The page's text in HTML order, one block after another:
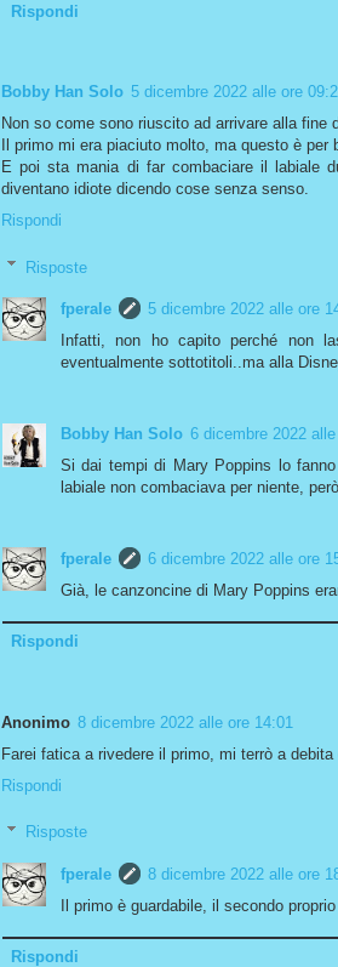
Rispondi
Bobby Han Solo 5 dicembre 2022 alle ore
Non so come sono riuscito ad arrivare alla fine
Il primo mi era piaciuto molto, ma questo è per
E poi sta mania di far combaciare il labiale
diventano idiote dicendo cose senza senso.
Rispondi
Risposte
fperale
5 dicembre 2022 alle ore
Infatti, non ho capito perché non
eventualmente sottotitoli..ma alla
Bobby Han Solo 6 dicembre 2022
Si dai tempi di Mary Poppins lo
labiale non combaciava per niente,
fperale
6 dicembre 2022 alle ore
Già, le canzoncine di Mary Poppins
Rispondi
Anonimo 8 dicembre 2022 alle ore 14:01
Farei fatica a rivedere il primo, mi terrò a debita
Rispondi
Risposte
fperale
8 dicembre 2022 alle ore
Il primo è guardabile, il secondo
Rispondi